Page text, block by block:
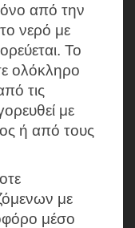
από την
νερό με
Το
ολόκληρο
τις
με
ή από τους
με
μέσο